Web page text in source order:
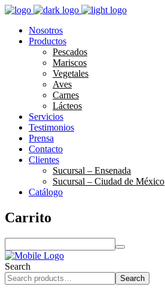
Nosotros
Productos
Pescados
Mariscos
Vegetales
Aves
Carnes
Lácteos
Servicios
Testimonios
Prensa
Contacto
Clientes
Sucursal – Ensenada
Sucursal – Ciudad de México
Catálogo
Carrito
e
a
r
c
Search
Search